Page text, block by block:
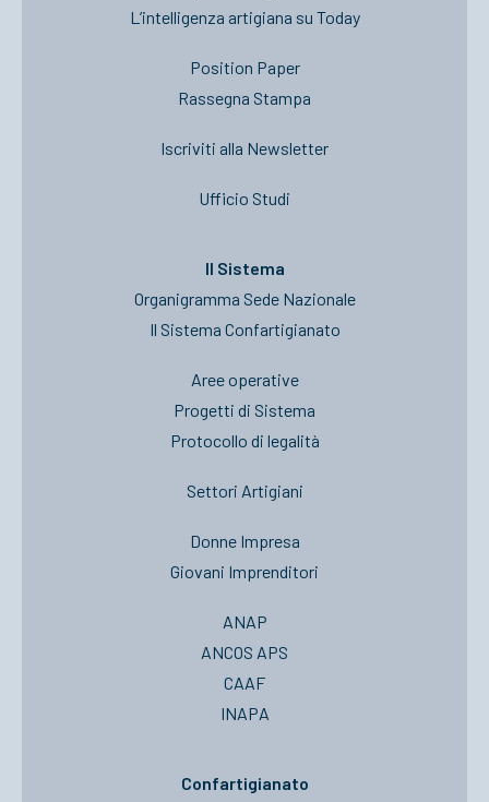
L’intelligenza artigiana su Today
Position Paper
Rassegna Stampa
Iscriviti alla Newsletter
Ufficio Studi
Il Sistema
Organigramma Sede Nazionale
Il Sistema Confartigianato
Aree operative
Progetti di Sistema
Protocollo di legalità
Settori Artigiani
Donne Impresa
Giovani Imprenditori
ANAP
ANCOS APS
CAAF
INAPA
Confartigianato